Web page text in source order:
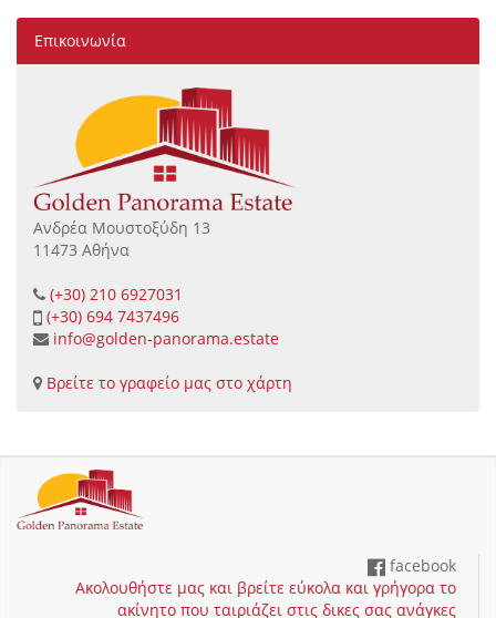
Επικοινωνία
Ανδρέα Μουστοξύδη 13
11473 Αθήνα
(+30) 210 6927031
(+30) 694 7437496
info@golden-panorama.estate
Βρείτε το γραφείο μας στο χάρτη
facebook
Ακολουθήστε μας και βρείτε εύκολα και γρήγορα το
ακίνητο που ταιριάζει στις δικες σας ανάγκες